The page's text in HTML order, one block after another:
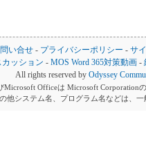
い合せ - プライバシーポリシー - サ
ッション -MOS Word 365対策動画 -
All rights reserved by Odyssey
Microsoft Officeは Microsoft Corporation
他システム名、プログラム名などは、